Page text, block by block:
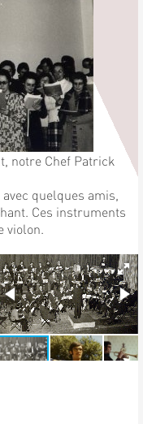
notre Chef Patrick
quelques amis,
Ces instruments
violon.